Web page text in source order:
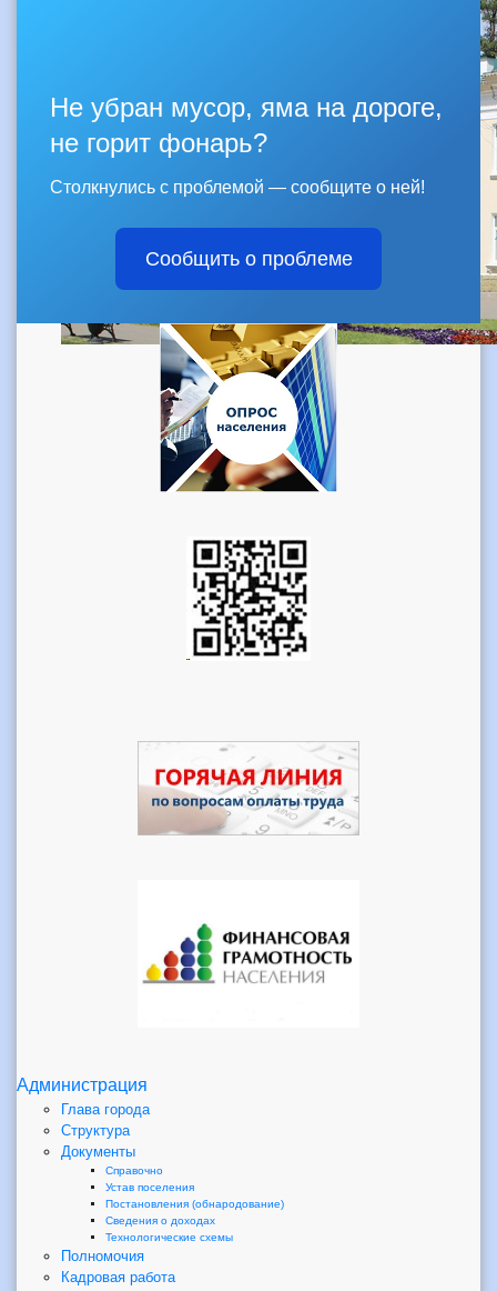
Не убран мусор, яма на дороге,
не горит фонарь?
Столкнулись с проблемой — сообщите о ней!
Сообщить о проблеме
Администрация
Глава города
Структура
Документы
Справочно
Устав поселения
Постановления (обнародование)
Сведения о доходах
Технологические схемы
Полномочия
Кадровая работа